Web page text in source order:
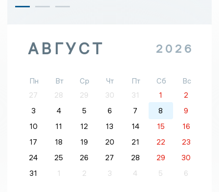
АВГУСТ 2026
Пн Вт Ср Чт Пт Сб
Вс
27
28 29 30 31 1
2
3
4 5 6 7 8
9
10
11 12 13 14 15
16
17
18 19 20 21 22
23
24
25 26 27 28 29
30
31
1 2 3 4 5 6